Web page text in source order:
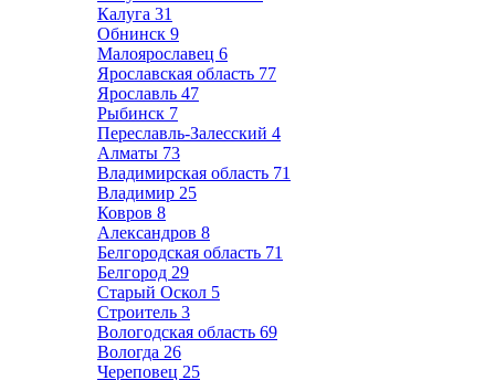
Калуга 31
Обнинск 9
Малоярославец 6
Ярославская область 77
Ярославль 47
Рыбинск 7
Переславль-Залесский 4
Алматы 73
Владимирская область 71
Владимир 25
Ковров 8
Александров 8
Белгородская область 71
Белгород 29
Старый Оскол 5
Строитель 3
Вологодская область 69
Вологда 26
Череповец 25